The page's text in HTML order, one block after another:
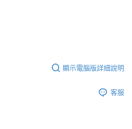
顯示電腦版詳細說明
客服